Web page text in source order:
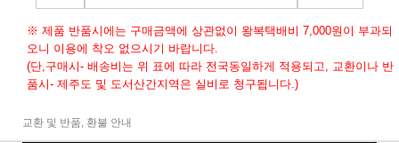
※ 제품 반품시에는 구매금액에 상관없이 왕복택배비 7,000원이 부과되
오니 이용에 착오 없으시기 바랍니다.
(단,구매시- 배송비는 위 표에 따라 전국동일하게 적용되고, 교환이나 반
품시- 제주도 및 도서산간지역은 실비로 청구됩니다.)
교환 및 반품, 환불 안내